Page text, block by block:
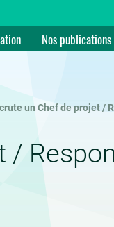
Nos publications
un Chef de projet /
/